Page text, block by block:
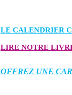
LE CALENDRIER
LIRE NOTRE
OFFREZ UNE